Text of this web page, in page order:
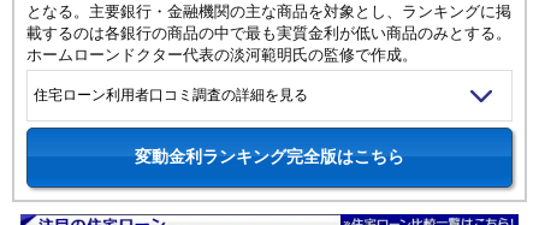
となる。主要銀行・金融機関の主な商品を対象とし、ランキングに掲
載するのは各銀行の商品の中で最も実質金利が低い商品のみとする。
ホームローンドクター代表の淡河範明氏の監修で作成。
住宅ローン利用者口コミ調査の詳細を見る
変動金利ランキング完全版はこちら